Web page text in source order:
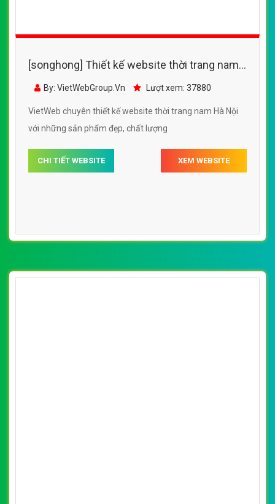
[songhong] Thiết kế website thời trang nam
Hà Nội đẹp, chuyên nghiệp chuẩn SEO
By: VietWebGroup.Vn Lượt xem: 37880
VietWeb chuyên thiết kế website thời trang nam Hà Nội
với những sản phẩm đẹp, chất lượng
CHI TIẾT WEBSITE XEM WEBSITE